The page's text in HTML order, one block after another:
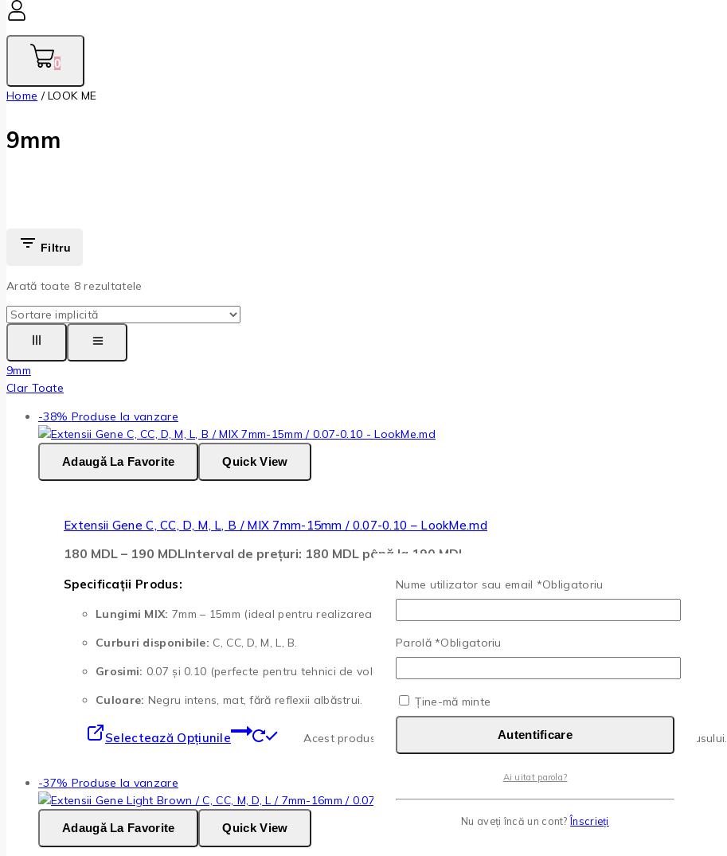
0
Home / LOOK ME
9mm
Filtru
Arată toate 8rezultatele
9mm
Clar Toate
-38% Produse la vanzare
Adaugă La Favorite Quick View
Extensii Gene C, CC, D, M, L, B / MIX 7mm-15mm / 0.07-0.10 – LookMe.md
180 MDL – 190 MDLInterval de prețuri: 180 MDL până la 190 MDL
Specificații Produs:
Lungimi MIX: 7mm – 15mm (ideal pentru realizarea oricărui styling).
Curburi disponibile: C, CC, D, M, L, B.
Grosimi: 0.07 și 0.10 (perfecte pentru tehnici de volum și fir cu fir).
Culoare: Negru intens, mat, fără reflexii albăstrui.
Selectează Opțiunile Acest produs are mai multe variații. Opțiunile pot fi alese în pagina produsului.
-37% Produse la vanzare
Adaugă La Favorite Quick View
Nume utilizator sau email *Obligatoriu
Parolă*Obligatoriu
Ține-mă minte
Autentificare
Ai uitat parola?
Nu aveți încă un cont?Înscrieți